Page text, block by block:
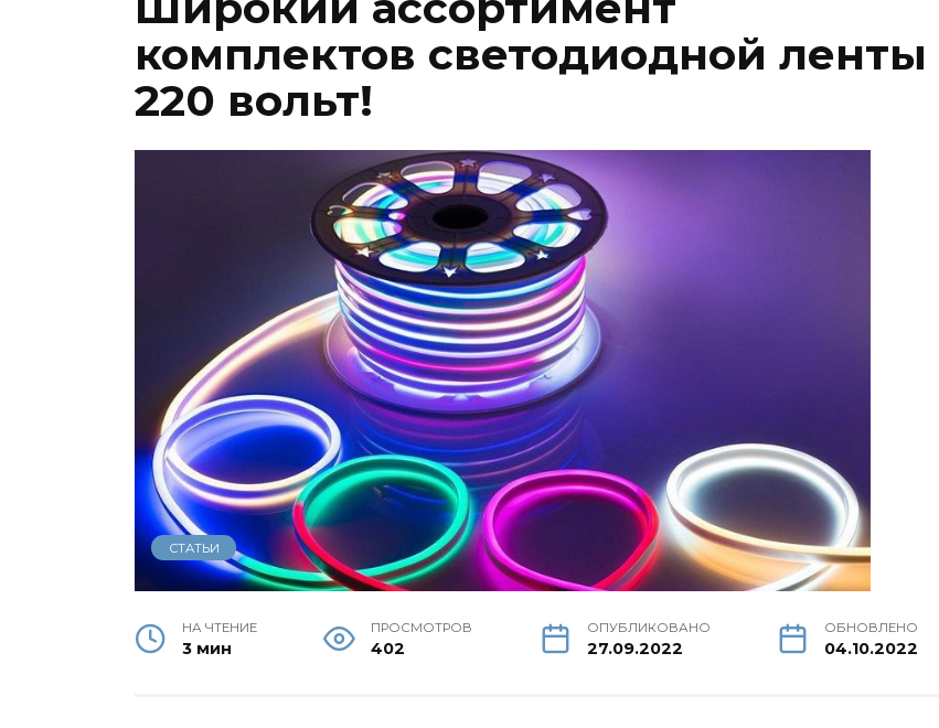
комплектов светодиодной ленты
220 вольт!
СТАТЬИ
НА ЧТЕНИЕ
3 мин
ПРОСМОТРОВ
402
ОПУБЛИКОВАНО
27.09.2022
ОБНОВЛЕНО
04.10.2022